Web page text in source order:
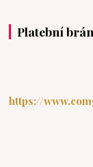
Platební
https://